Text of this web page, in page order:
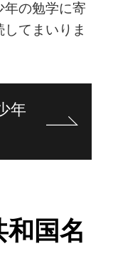
年の勉学に寄
てまいりま
年
国名